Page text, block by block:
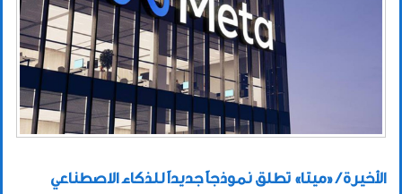
الأخيرة / «ميتا» تطلق نموذجاً جديداً للذكاء الاصطناعي